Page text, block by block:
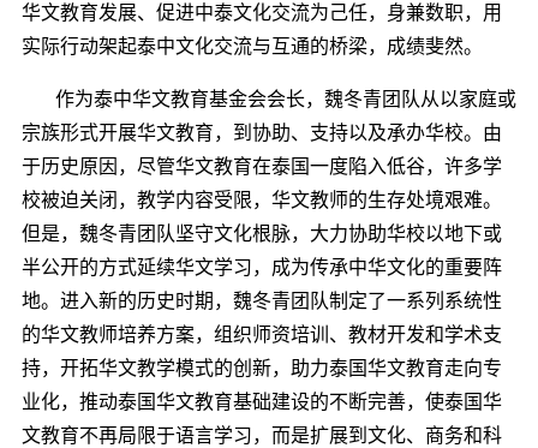
华文教育发展、促进中泰文化交流为己任，身兼数职，用
实际行动架起泰中文化交流与互通的桥梁，成绩斐然。
作为泰中华文教育基金会会长， 魏冬青 团队从以家庭或
宗族形式开展华文教育，到协助、支持以及承办华校。由
于历史原因，尽管华文教育在泰国一度陷入低谷， 许多学
校被迫关闭，教学内容受限，华文教师的生存处境艰难。
但是， 魏冬青 团队坚守文化根脉， 大力协助华校以地下或
半公开的方式延续华文学习，成为传承中华文化的重要阵
地。 进入新的历史时期， 魏冬青团队制定了一系列系统性
的华文教师培养方案，组织师资培训、教材开发和学术支
持， 开拓华文教学模式的创新， 助力泰国华文教育走向专
业化，推动泰国华文教育基础建设的不断完善， 使泰国华
文教育不再局限于语言学习，而是扩展到文化、商务和科